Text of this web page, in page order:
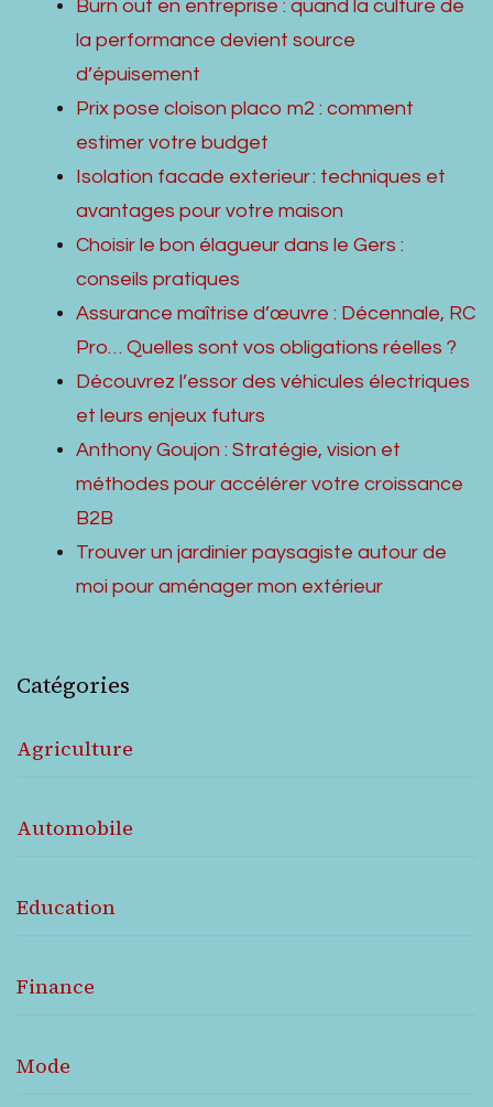
Burn out en entreprise : quand la culture de
la performance devient source
d’épuisement
Prix pose cloison placo m2 : comment
estimer votre budget
Isolation facade exterieur : techniques et
avantages pour votre maison
Choisir le bon élagueur dans le Gers :
conseils pratiques
Assurance maîtrise d’œuvre : Décennale, RC
Pro… Quelles sont vos obligations réelles ?
Découvrez l’essor des véhicules électriques
et leurs enjeux futurs
Anthony Goujon : Stratégie, vision et
méthodes pour accélérer votre croissance
B2B
Trouver un jardinier paysagiste autour de
moi pour aménager mon extérieur
Catégories
Agriculture
Automobile
Education
Finance
Mode